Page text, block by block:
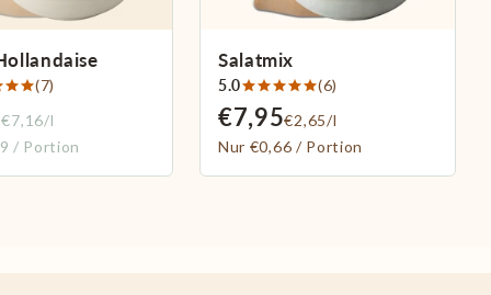
(7)
€7,16/l
/ Portion
Salatmix
5.0 (6)
€7,95€2,65/l
Nur €0,66 / Portion